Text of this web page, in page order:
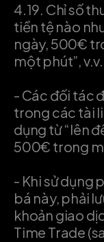
4.19. Chỉ số
tiền tệ nào
ngày, 500€
một phút”,
- Các đối tác
trong các tài
dụng từ “lên
500€ trong
- Khi sử dụng
bá này, phải
khoản giao
Time Trade